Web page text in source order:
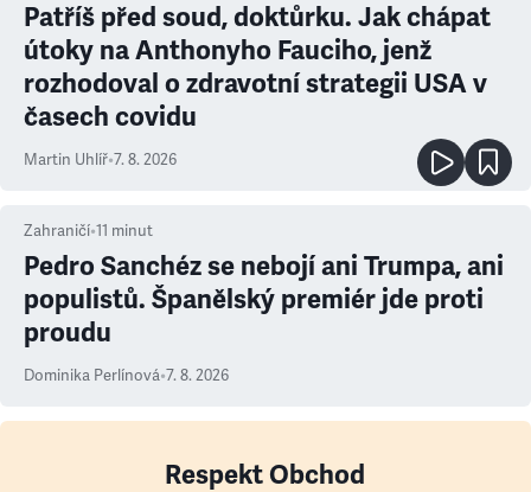
Patříš před soud, doktůrku. Jak chápat
útoky na Anthonyho Fauciho, jenž
rozhodoval o zdravotní strategii USA v
časech covidu
Martin Uhlíř•7. 8. 2026
Zahraničí•11 minut
Pedro Sanchéz se nebojí ani Trumpa, ani
populistů. Španělský premiér jde proti
proudu
Dominika Perlínová•7. 8. 2026
Respekt Obchod